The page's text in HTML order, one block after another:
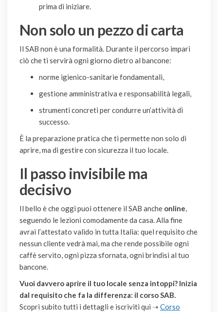
prima di iniziare.
Non solo un pezzo di carta
Il SAB non è una formalità. Durante il percorso impari
ciò che ti servirà ogni giorno dietro al bancone:
norme igienico-sanitarie fondamentali,
gestione amministrativa e responsabilità legali,
strumenti concreti per condurre un’attività di
successo.
È la preparazione pratica che ti permette non solo di
aprire, ma di gestire con sicurezza il tuo locale.
Il passo invisibile ma
decisivo
Il bello è che oggi puoi ottenere il SAB anche online,
seguendo le lezioni comodamente da casa. Alla fine
avrai l’attestato valido in tutta Italia: quel requisito che
nessun cliente vedrà mai, ma che rende possibile ogni
caffè servito, ogni pizza sfornata, ogni brindisi al tuo
bancone.
Vuoi davvero aprire il tuo locale senza intoppi? Inizia
dal requisito che fa la differenza: il corso SAB.
Scopri subito tutti i dettagli e iscriviti qui ➝ Corso